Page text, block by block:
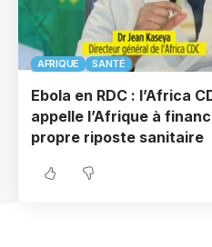
AFRIQUE SANTÉ
Ebola en RDC : l’Africa
appelle l’Afrique à
propre riposte sanitaire